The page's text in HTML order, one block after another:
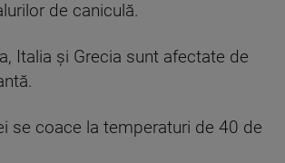
de caniculă.
Italia și Grecia sunt afectate de
se coace la temperaturi de 40 de